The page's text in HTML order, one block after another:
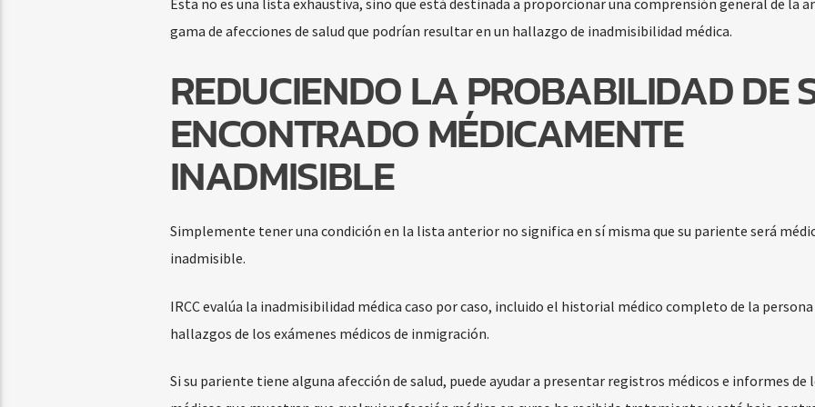
gama de afecciones de salud que podrían resultar en un hallazgo de inadmisibilidad médica.
REDUCIENDO LA PROBABILIDAD DE
ENCONTRADO MÉDICAMENTE
INADMISIBLE
Simplemente tener una condición en la lista anterior no significa en sí misma que su pariente será
inadmisible.
IRCC evalúa la inadmisibilidad médica caso por caso, incluido el historial médico completo de la persona
hallazgos de los exámenes médicos de inmigración.
Si su pariente tiene alguna afección de salud, puede ayudar a presentar registros médicos e informes de